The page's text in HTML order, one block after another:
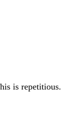
is repetitious.